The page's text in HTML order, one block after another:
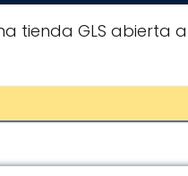
tienda GLS abierta